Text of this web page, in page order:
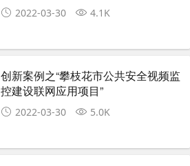
2022-03-30 4.1K
创新案例之“攀枝花市公共安全视频监
控建设联网应用项目”
2022-03-30 5.0K